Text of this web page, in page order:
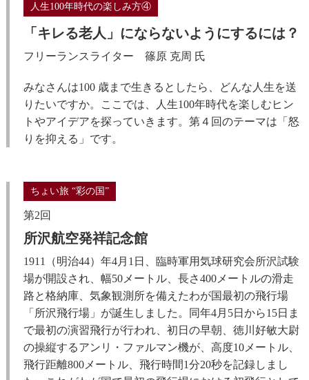
人生100年時代の楽しみ方④
「キレる老人」にならないようにするには？
フリーランスライター 篠原 克周 氏
みなさんは100 歳まで生きるとしたら、どんな人生を送
りたいですか。ここでは、人生100年時代を楽しむヒン
トやアイデアを探っていきます。第４回のテーマは「怒
りを抑える」です。
ちょい旅 “彩の国”
第2回
所沢航空発祥記念館
1911（明治44）年4月1日、臨時軍用気球研究会所沢試験
場が開設され、幅50メートル、長さ400メートルの滑走
路と格納庫、気象観測所を備えたわが国最初の飛行場
「所沢飛行場」が誕生しました。同年4月5日から15日ま
で最初の演習飛行が行われ、初日の早朝、徳川好敏大尉
の操縦するアンリ・ファルマン機が、高度10メートル、
飛行距離800メートル、飛行時間1分20秒を記録しまし